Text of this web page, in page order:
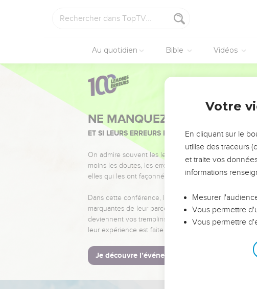
Au quotidien Bible Vidéos
NE MANQUEZ PAS
ET SI LEURS ERREURS POUVAIENT VOUS ÉVITER
On admire souvent les leaders pour leurs réussites,
moins les doutes, les erreurs et les saisons difficiles
elles qui les ont façonnés.
Dans cette conférence, leaders, entrepreneurs, et
marquantes de leur parcours et les clés pour
deviennent vos tremplins. Que vous guidiez un
leur expérience est faite pour vous.
Je découvre l’événement
Votre
En cliquant sur le
utilise des traceurs
et traite vos
informations
Mesurer
Vous permettre
Vous permettre